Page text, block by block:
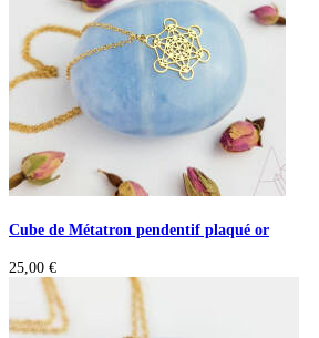
Cube de Métatron pendentif plaqué or
25,00 €